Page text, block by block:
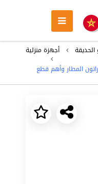
الحديقة
أجهزة منزلية
المطار وأهم قطع